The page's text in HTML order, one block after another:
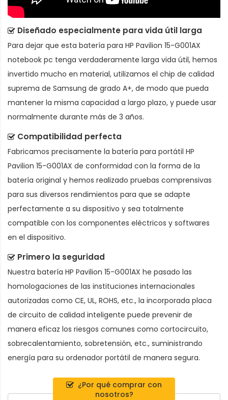
Diseñado especialmente para vida útil larga
Para dejar que esta batería para HP Pavilion 15-G001AX
notebook pc tenga verdaderamente larga vida útil, hemos
invertido mucho en material, utilizamos el chip de calidad
suprema de Samsung de grado A+, de modo que pueda
mantener la misma capacidad a largo plazo, y puede usar
normalmente durante más de 3 años.
Compatibilidad perfecta
Fabricamos precisamente la batería para portátil HP
Pavilion 15-G001AX de conformidad con la forma de la
batería original y hemos realizado pruebas comprensivas
para sus diversos rendimientos para que se adapte
perfectamente a su dispositivo y sea totalmente
compatible con los componentes eléctricos y softwares
en el dispositivo.
Primero la seguridad
Nuestra batería HP Pavilion 15-G001AX he pasado las
homologaciones de las instituciones internacionales
autorizadas como CE, UL, ROHS, etc., la incorporada placa
de circuito de calidad inteligente puede prevenir de
manera eficaz los riesgos comunes como cortocircuito,
sobrecalentamiento, sobretensión, etc., suministrando
energía para su ordenador portátil de manera segura.
¿Por qué comprar con
nosotros?